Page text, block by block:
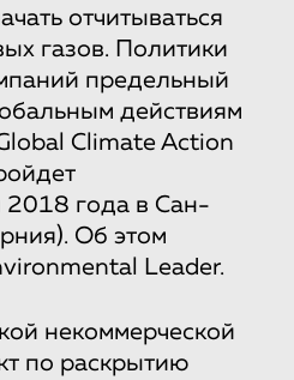
отчитываться
газов. Политики
предельный
действиям
Climate Action
2018 года в Сан-
Об этом
Leader.
некоммерческой
по раскрытию